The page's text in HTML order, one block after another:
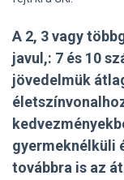
A 2, 3 vagy
javul,: 7 és 10
jövedelmük
gyermeknélküli
továbbra is az